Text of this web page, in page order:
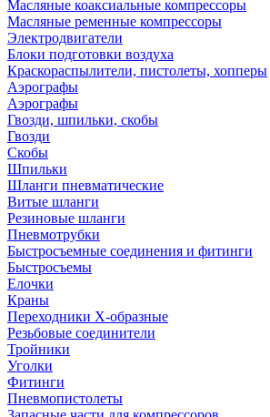
Масляные коаксиальные компрессоры
Масляные ременные компрессоры
Электродвигатели
Блоки подготовки воздуха
Краскораспылители, пистолеты, хопперы
Аэрографы
Аэрографы
Гвозди, шпильки, скобы
Гвозди
Скобы
Шпильки
Шланги пневматические
Витые шланги
Резиновые шланги
Пневмотрубки
Быстросъемные соединения и фитинги
Быстросъемы
Елочки
Краны
Переходники Х-образные
Резьбовые соединители
Тройники
Уголки
Фитинги
Пневмопистолеты